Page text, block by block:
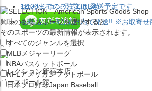
セレクション公式LINE@
×
セレクション新宿本店
ベースボール館
12:00までのご注文は発送予定です。
在庫品は1-3営業日内で発送!! ※お取寄せ
興味のあるスポーツを選択すると
そのスポーツの最新情報が表示されます。
すべてのジャンルを選択
MLB メジャーリーグ
NBAバスケットボール
NFLアメリカンフットボール
日本プロ野球Japan Baseball